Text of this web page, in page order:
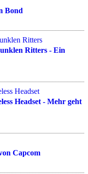
Bond
Ritters - Ein
Headset - Mehr geht
Capcom